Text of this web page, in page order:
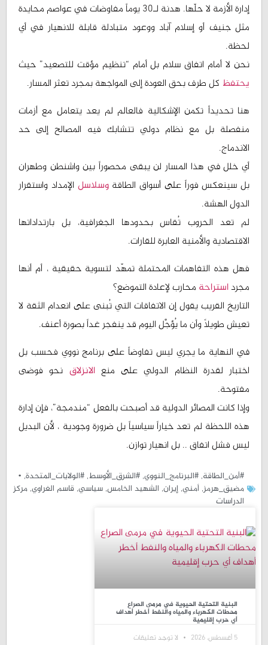
إدارة الأزمة لا حلّها. هدنة لـ30 يوماً مفاوضات في عواصم محايدة
مثل جنيف أو إسلام آباد ووعود متبادلة قابلة للانهيار في أي
لحظة.
نحن لا أمام اتفاق سلام بل أمام “تنظيم مؤقت للتصعيد” حيث
يحتفظ كل طرف بحق العودة إلى المواجهة بمجرد تعثر المسار.
هنا تحديداً تكمن الإشكالية فالعالم لم يعد يتعامل مع أزمات
منفصلة بل مع نظام دولي تتشابك فيه المصالح إلى حد
الاندماج.
أي خلل في هذا المسار لن يبقى محصوراً بين واشنطن وطهران
بل سينعكس فوراً على أسواق الطاقةوسلاسل الإمداد واستقرار
الدول الهشة.
لم تعد الحروب تُقاس بحدودها الجغرافية، بل بارتداداتها
الاقتصادية والأمنية العابرة للقارات.
فهل هذه التفاهمات المحتملة تمهّد لتسوية حقيقية ، أم أنها
مجرداستراحة محارب لإعادة التموضع؟
التاريخ القريب يقول إن الاتفاقات التي تُبنى على انعدام الثقة لا
تعيش طويلاً وأن ما يُؤجَّل اليوم قد ينفجر غداً بصورة أعنف.
في النهاية ما يجري ليس تفاوضاً على برنامج نووي فحسب بل
اختبار لقدرة النظام الدولي على منعالانزلاق نحو فوضى
مفتوحة.
وإذا كانت المصائر الدولية قد أصبحت بالفعل “مندمجة”، فإن إدارة
هذه اللحظة لم تعد خياراً سياسياً بل ضرورة وجودية ، لأن البديل
ليس فشل اتفاق .. بل انهيار توازن.
#أمن_الطاقة, #البرنامج_النووي, #الشرق_الأوسط, #الولايات_المتحدة,
•
مضيق_هرمز, أمني, إيران, الشهيد الخامس, سیاسي, قاسم الغراوي, مركز
الدراسات
البنية التحتية الحيوية في مرمى الصراع
محطات الكهرباء والمياه والنفط أخطر أهداف
أي حرب إقليمية
5 أغسطس، 2026 لا توجد تعليقات